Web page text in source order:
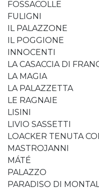
FOSSACOLLE
FULIGNI
IL PALAZZONE
IL POGGIONE
INNOCENTI
LA CASACCIA DI
LA MAGIA
LA PALAZZETTA
LE RAGNAIE
LISINI
LIVIO SASSETTI
LOACKER TENUTA
MASTROJANNI
MÁTÉ
PALAZZO
PARADISO DI